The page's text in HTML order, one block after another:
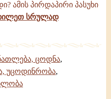
ამის პირდაპირი პასუხი
სრულად
ცოდნა,
უცოდინრობა,